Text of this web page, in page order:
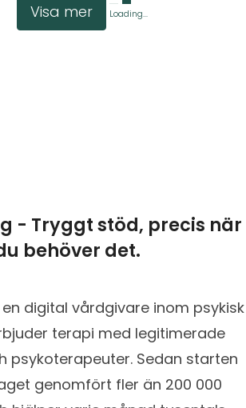
Visa mer Loading...
- Tryggt stöd, precis när
behöver det.
en digital vårdgivare inom psykisk
terapi med legitimerade
psykoterapeuter. Sedan starten
genomfört fler än 200 000